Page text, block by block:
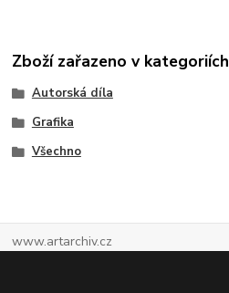
Zboží zařazeno v kategoriích
Autorská díla
Grafika
Všechno
www.artarchiv.cz